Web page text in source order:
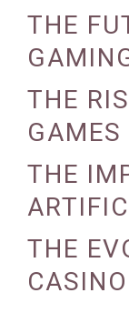
ON
THE
THE
THE
ON
THE